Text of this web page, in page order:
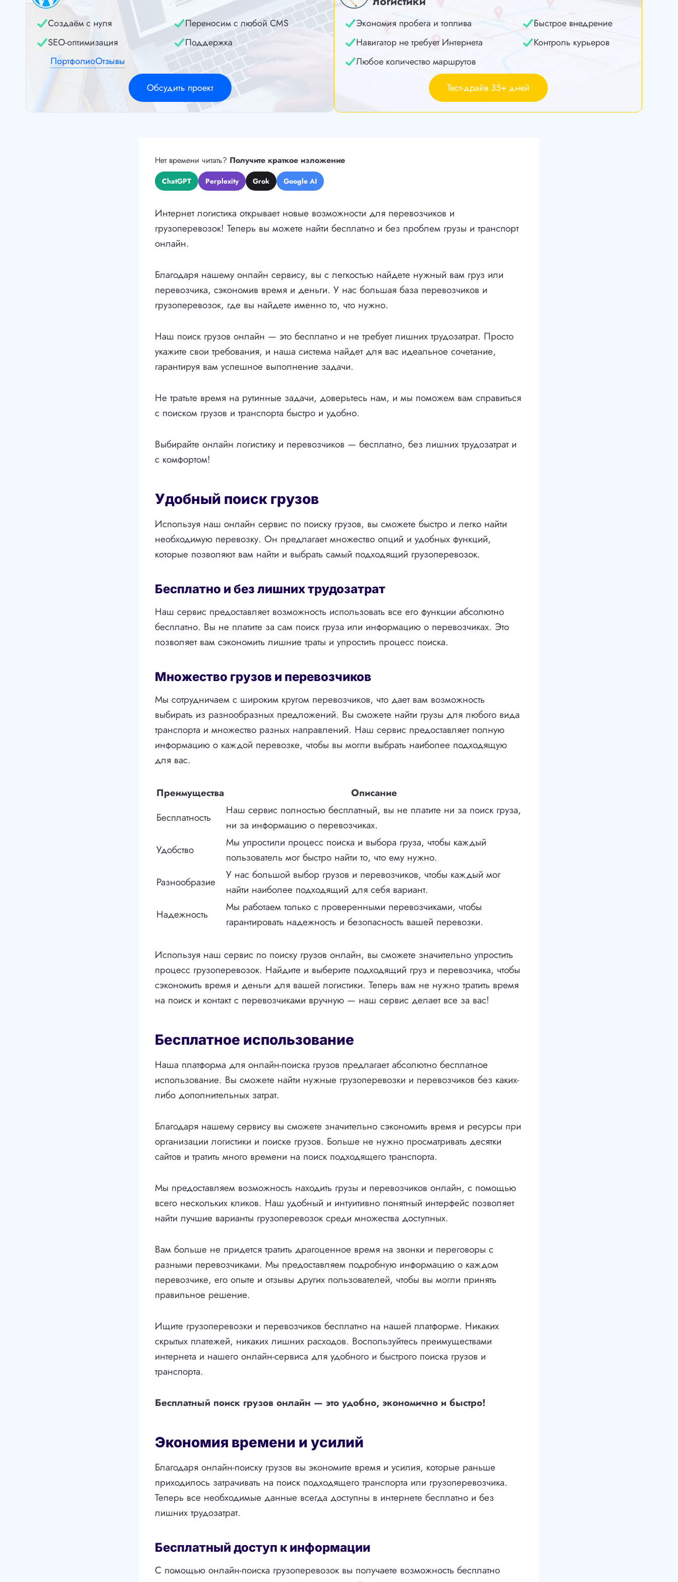
Создаём с нуля
Переносим с любой CMS
SEO-оптимизация
Поддержка
ПортфолиоОтзывы
Обсудить проект
Экономия пробега и топлива
Быстрое внедрение
Навигатор не требует Интернета
Контроль курьеров
Любое количество маршрутов
Тест-драйв 35+ дней
Нет времени читать? Получите краткое изложение
ChatGPT Perplexity Grok Google AI
Интернет логистика открывает новые возможности для перевозчиков и
грузоперевозок! Теперь вы можете найти бесплатно и без проблем грузы и транспорт
онлайн.
Благодаря нашему онлайн сервису, вы с легкостью найдете нужный вам груз или
перевозчика, сэкономив время и деньги. У нас большая база перевозчиков и
грузоперевозок, где вы найдете именно то, что нужно.
Наш поиск грузов онлайн — это бесплатно и не требует лишних трудозатрат. Просто
укажите свои требования, и наша система найдет для вас идеальное сочетание,
гарантируя вам успешное выполнение задачи.
Не тратьте время на рутинные задачи, доверьтесь нам, и мы поможем вам справиться
с поиском грузов и транспорта быстро и удобно.
Выбирайте онлайн логистику и перевозчиков — бесплатно, без лишних трудозатрат и
с комфортом!
Удобный поиск грузов
Используя наш онлайн сервис по поиску грузов, вы сможете быстро и легко найти
необходимую перевозку. Он предлагает множество опций и удобных функций,
которые позволяют вам найти и выбрать самый подходящий грузоперевозок.
Бесплатно и без лишних трудозатрат
Наш сервис предоставляет возможность использовать все его функции абсолютно
бесплатно. Вы не платите за сам поиск груза или информацию о перевозчиках. Это
позволяет вам сэкономить лишние траты и упростить процесс поиска.
Множество грузов и перевозчиков
Мы сотрудничаем с широким кругом перевозчиков, что дает вам возможность
выбирать из разнообразных предложений. Вы сможете найти грузы для любого вида
транспорта и множество разных направлений. Наш сервис предоставляет полную
информацию о каждой перевозке, чтобы вы могли выбрать наиболее подходящую
для вас.
Преимущества
Описание
Бесплатность
Наш сервис полностью бесплатный, вы не платите ни за поиск груза,
ни за информацию о перевозчиках.
Удобство
Мы упростили процесс поиска и выбора груза, чтобы каждый
пользователь мог быстро найти то, что ему нужно.
Разнообразие
У нас большой выбор грузов и перевозчиков, чтобы каждый мог
найти наиболее подходящий для себя вариант.
Надежность
Мы работаем только с проверенными перевозчиками, чтобы
гарантировать надежность и безопасность вашей перевозки.
Используя наш сервис по поиску грузов онлайн, вы сможете значительно упростить
процесс грузоперевозок. Найдите и выберите подходящий груз и перевозчика, чтобы
сэкономить время и деньги для вашей логистики. Теперь вам не нужно тратить время
на поиск и контакт с перевозчиками вручную — наш сервис делает все за вас!
Бесплатное использование
Наша платформа для онлайн-поиска грузов предлагает абсолютно бесплатное
использование. Вы сможете найти нужные грузоперевозки и перевозчиков без каких-
либо дополнительных затрат.
Благодаря нашему сервису вы сможете значительно сэкономить время и ресурсы при
организации логистики и поиске грузов. Больше не нужно просматривать десятки
сайтов и тратить много времени на поиск подходящего транспорта.
Мы предоставляем возможность находить грузы и перевозчиков онлайн, с помощью
всего нескольких кликов. Наш удобный и интуитивно понятный интерфейс позволяет
найти лучшие варианты грузоперевозок среди множества доступных.
Вам больше не придется тратить драгоценное время на звонки и переговоры с
разными перевозчиками. Мы предоставляем подробную информацию о каждом
перевозчике, его опыте и отзывы других пользователей, чтобы вы могли принять
правильное решение.
Ищите грузоперевозки и перевозчиков бесплатно на нашей платформе. Никаких
скрытых платежей, никаких лишних расходов. Воспользуйтесь преимуществами
интернета и нашего онлайн-сервиса для удобного и быстрого поиска грузов и
транспорта.
Бесплатный поиск грузов онлайн — это удобно, экономично и быстро!
Экономия времени и усилий
Благодаря онлайн-поиску грузов вы экономите время и усилия, которые раньше
приходилось затрачивать на поиск подходящего транспорта или грузоперевозчика.
Теперь все необходимые данные всегда доступны в интернете бесплатно и без
лишних трудозатрат.
Бесплатный доступ к информации
С помощью онлайн-поиска грузоперевозок вы получаете возможность бесплатно